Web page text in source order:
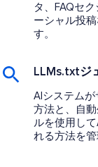
タ、FAQセ
ーシャル投
す。
LLMs.txtジ
AIシステム
方法と、自
ルを使用し
れる方法を管